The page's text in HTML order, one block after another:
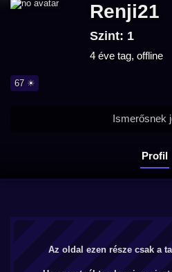
Renji21
Szint: 1
4 éve tag, offline
67 ☀
Profil
Ismerősnek
Az oldal ezen része csak a